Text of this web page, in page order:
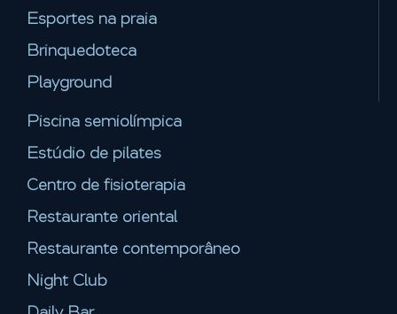
Esportes na praia
Brinquedoteca
Playground
Piscina semiolímpica
Estúdio de pilates
Centro de fisioterapia
Restaurante oriental
Restaurante contemporâneo
Night Club